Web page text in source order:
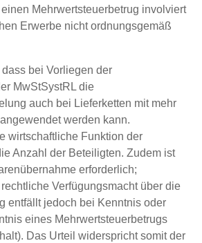
Mehrwertsteuerbetrug involviert
Erwerbe nicht ordnungsgemäß
bei Vorliegen der
MwStSystRL die
auch bei Lieferketten mit mehr
werden kann.
wirtschaftliche Funktion der
Anzahl der Beteiligten. Zudem ist
erforderlich;
Verfügungsmacht über die
entfällt jedoch bei Kenntnis oder
eines Mehrwertsteuerbetrugs
Das Urteil widerspricht somit der